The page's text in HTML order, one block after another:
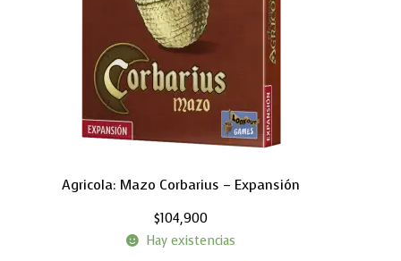
Agricola: Mazo Corbarius – Expansión
$104,900
Hay existencias